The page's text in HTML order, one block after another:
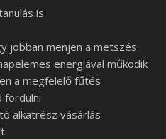
is
jobban menjen a metszés
energiával működik
a megfelelő fűtés
fordulni
alkatrész vásárlás